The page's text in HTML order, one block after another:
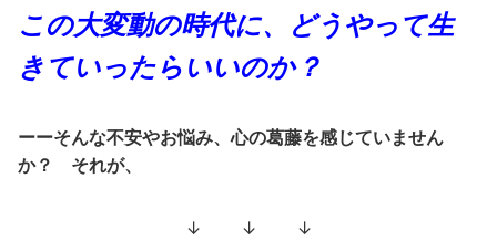
この大変動の時代に、どうやって生
きていったらいいのか？
ーーそんな不安やお悩み、心の葛藤を感じていません
か？ それが、
↓ ↓ ↓